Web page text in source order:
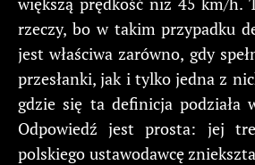
rzeczy, bo w takim przypadku
jest właściwa zarówno, gdy
przesłanki, jak i tylko jedna z
gdzie się ta definicja podziała
Odpowiedź jest prosta: jej
polskiego ustawodawcę